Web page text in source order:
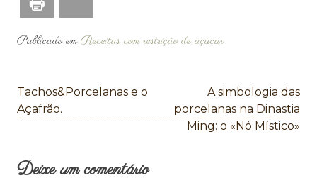
Publicado emReceitas com restrição de açúcar
Navegação
de
Tachos&Porcelanas e o
Açafrão.
A simbologia das
porcelanas na Dinastia
Ming: o «Nó Místico»
Deixe um comentário